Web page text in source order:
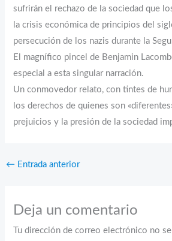
sufrirán el rechazo de la sociedad que
la crisis económica de principios del
persecución de los nazis durante la
El magnífico pincel de Benjamin
especial a esta singular narración.
Un conmovedor relato, con tintes de
los derechos de quienes son
prejuicios y la presión de la sociedad
← Entrada anterior
Deja un comentario
Tu dirección de correo electrónico no